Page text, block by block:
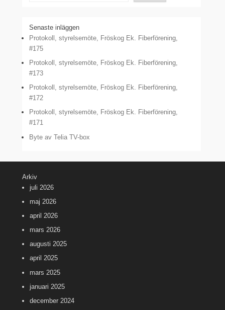
Senaste inläggen
Protokoll, styrelsemöte, Fröskog Ek. Fiberförening,
#175
Protokoll, styrelsemöte, Fröskog Ek. Fiberförening,
#173
Protokoll, styrelsemöte, Fröskog Ek. Fiberförening,
#172
Protokoll, styrelsemöte, Fröskog Ek. Fiberförening,
#171
Byte av Telia TV-box
Arkiv
juli 2026
maj 2026
april 2026
mars 2026
augusti 2025
april 2025
mars 2025
januari 2025
december 2024